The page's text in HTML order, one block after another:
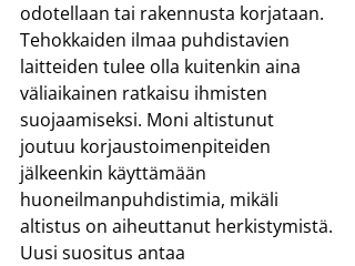
odotellaan tai rakennusta korjataan.
Tehokkaiden ilmaa puhdistavien
laitteiden tulee olla kuitenkin aina
väliaikainen ratkaisu ihmisten
suojaamiseksi. Moni altistunut
joutuu korjaustoimenpiteiden
jälkeenkin käyttämään
huoneilmanpuhdistimia, mikäli
altistus on aiheuttanut herkistymistä.
Uusi suositus antaa